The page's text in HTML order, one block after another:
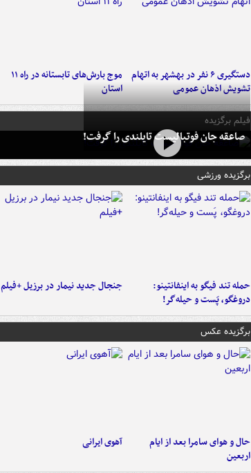
دستگیری ۶ نفر در بهشهر به اتهام
تشویش اذهان عمومی
موج بارش‌های تابستانه در راه ۱۱
استان
فیلم برگزیده
صاعقه جان فوتبالیست تایلندی را گرفت!
برگزیده ورزشی
حمله تند فیگو به اینفانتینو:
دروغگو، پَست‌ و حیله‌گر!
جنجال جدید نیمار در برزیل +فیلم
برگزیده عکس
حال و هوای سامرا بعد از ایام
اربعین
آهوی ایرانی